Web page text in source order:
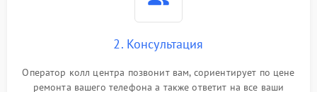
2. Консультация
Оператор колл центра позвонит вам, сориентирует по цене
ремонта вашего телефона а также ответит на все ваши